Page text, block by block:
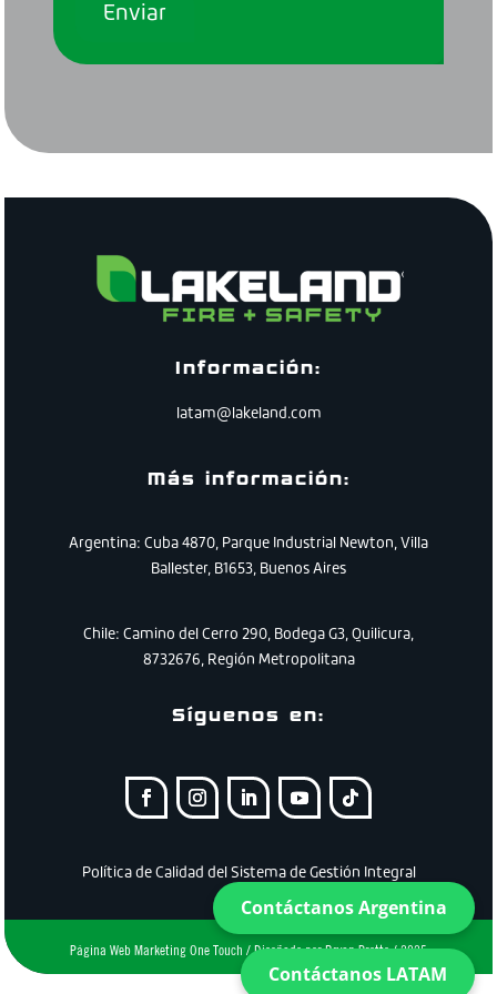
Información:
latam@lakeland.com
Más información:
Argentina: Cuba 4870, Parque Industrial Newton, Villa
Ballester, B1653, Buenos Aires
Chile: Camino del Cerro 290, Bodega G3, Quilicura,
8732676, Región Metropolitana
Síguenos en:
Política de Calidad del Sistema de Gestión Integral
Página Web Marketing One Touch / Diseñado por Bryan Protto / 2025
Contáctanos Argentina
Contáctanos LATAM